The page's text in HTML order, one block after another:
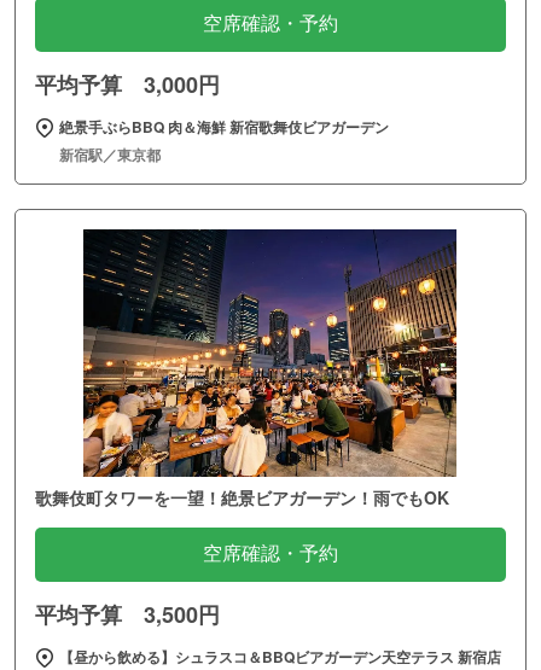
空席確認・予約
平均予算 3,000円
絶景手ぶらBBQ 肉＆海鮮 新宿歌舞伎ビアガーデン
新宿駅／東京都
歌舞伎町タワーを一望！絶景ビアガーデン！雨でもOK
空席確認・予約
平均予算 3,500円
【昼から飲める】シュラスコ＆BBQビアガーデン天空テラス 新宿店